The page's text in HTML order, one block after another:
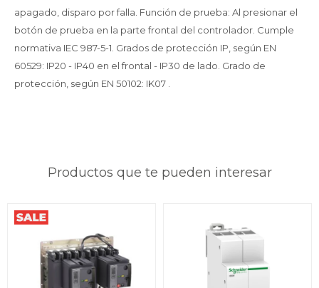
apagado, disparo por falla. Función de prueba: Al presionar el
botón de prueba en la parte frontal del controlador. Cumple
normativa IEC 987-5-1. Grados de protección IP, según EN
60529: IP20 - IP40 en el frontal - IP30 de lado. Grado de
protección, según EN 50102: IK07 .
Productos que te pueden interesar